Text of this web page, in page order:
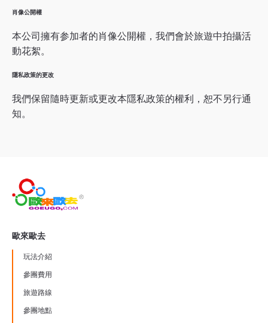
肖像公開權
本公司擁有参加者的肖像公開權，我們會於旅遊中拍攝活
動花絮。
隱私政策的更改
我們保留隨時更新或更改本隱私政策的權利，恕不另行通
知。
歐來歐去
玩法介紹
參團費用
旅遊路線
參團地點